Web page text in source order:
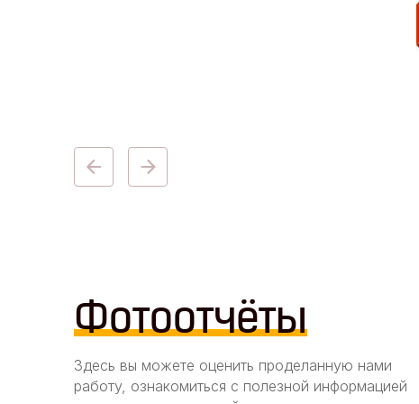
578 000
Фотоотчёты
Здесь вы можете оценить проделанную нами
работу, ознакомиться с полезной информацией